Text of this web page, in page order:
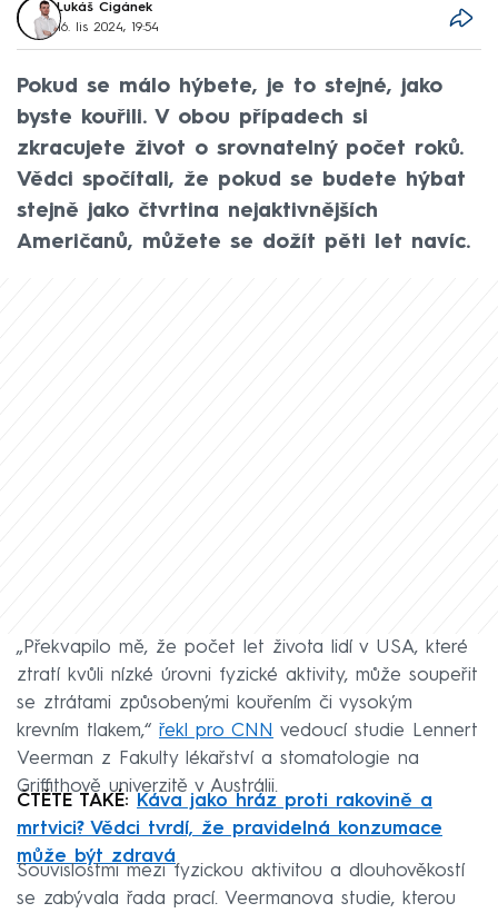
Lukáš Cigánek
16. lis 2024, 19:54
Pokud se málo hýbete, je to stejné, jako
byste kouřili. V obou případech si
zkracujete život o srovnatelný počet roků.
Vědci spočítali, že pokud se budete hýbat
stejně jako čtvrtina nejaktivnějších
Američanů, můžete se dožít pěti let navíc.
„Překvapilo mě, že počet let života lidí v USA, které
ztratí kvůli nízké úrovni fyzické aktivity, může soupeřit
se ztrátami způsobenými kouřením či vysokým
krevním tlakem,“ řekl pro CNN vedoucí studie Lennert
Veerman z Fakulty lékařství a stomatologie na
Griffithově univerzitě v Austrálii.
ČTĚTE TAKÉ: Káva jako hráz proti rakovině a
mrtvici? Vědci tvrdí, že pravidelná konzumace
může být zdravá
Souvislostmi mezi fyzickou aktivitou a dlouhověkostí
se zabývala řada prací. Veermanova studie, kterou